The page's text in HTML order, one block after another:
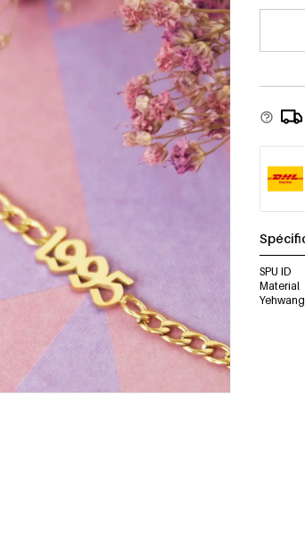
SPU ID
Material